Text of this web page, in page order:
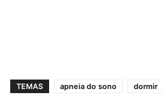
TEMAS apneia do sono dormir